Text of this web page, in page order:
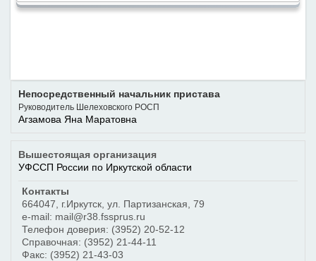
Непосредственный начальник пристава
Руководитель Шелеховского РОСП
Агзамова Яна Маратовна
Вышестоящая организация
УФССП России по Иркутской области
Контакты
664047
г.Иркутск ул. Партизанская, 79
e-mail: mail@r38.fssprus.ru
Телефон доверия: (3952) 20-52-12
Справочная: (3952) 21-44-11
Факс: (3952) 21-43-03